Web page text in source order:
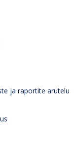
ja raportite arutelu